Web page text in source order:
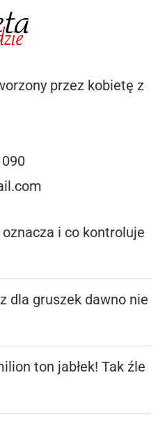
przez kobietę z
i co kontroluje
dla gruszek dawno nie
ton jabłek! Tak źle